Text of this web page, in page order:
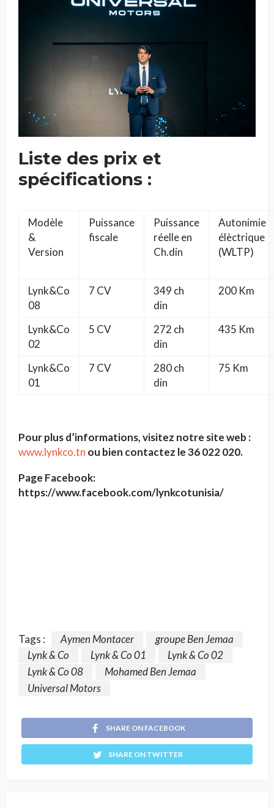
Liste des prix et
spécifications :
Modèle
&
Version
Puissance
fiscale
Puissance
réelle en
Ch.din
Autonimie
élèctrique
(WLTP)
Lynk&Co
08
7 CV
349 ch
din
200 Km
Lynk&Co
02
5 CV
272 ch
din
435 Km
Lynk&Co
01
7 CV
280 ch
din
75 Km
Pour plus d’informations, visitez notre site web :
www.lynkco.tn ou bien contactez le 36022020.
Page Facebook:
https://www.facebook.com/lynkcotunisia/
Tags : Aymen Montacer
groupe Ben Jemaa
Lynk & Co
Lynk & Co 01
Lynk & Co 02
Lynk & Co 08
Mohamed Ben Jemaa
Universal Motors
SHARE ON FACEBOOK
SHARE ON TWITTER